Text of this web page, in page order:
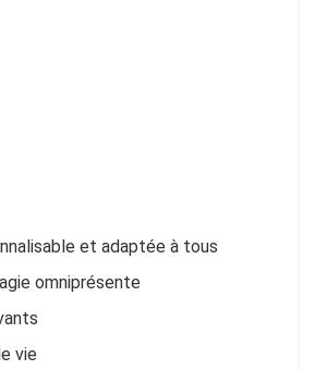
et adaptée à tous
omniprésente
vie